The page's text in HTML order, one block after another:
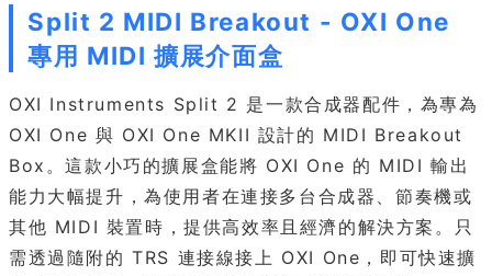
Split 2 MIDI Breakout - OXI One
專用 MIDI 擴展介面盒
OXI Instruments Split 2 是一款合成器配件，為專為
OXI One 與 OXI One MKII 設計的 MIDI Breakout
Box。這款小巧的擴展盒能將 OXI One 的 MIDI 輸出
能力大幅提升，為使用者在連接多台合成器、節奏機或
其他 MIDI 裝置時，提供高效率且經濟的解決方案。只
需透過隨附的 TRS 連接線接上 OXI One，即可快速擴